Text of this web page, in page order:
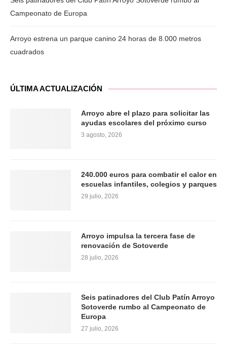
Campeonato de Europa
Arroyo estrena un parque canino 24 horas de 8.000 metros
cuadrados
ÚLTIMA ACTUALIZACIÓN
Arroyo abre el plazo para solicitar las
ayudas escolares del próximo curso
3 agosto, 2026
240.000 euros para combatir el calor en
escuelas infantiles, colegios y parques
29 julio, 2026
Arroyo impulsa la tercera fase de
renovación de Sotoverde
28 julio, 2026
Seis patinadores del Club Patín Arroyo
Sotoverde rumbo al Campeonato de
Europa
27 julio, 2026